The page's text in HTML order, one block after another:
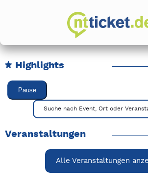
Highlights
Karussell Veranstaltungen überspringen
Pause
Mit Tab zu den Steuerelementen
Suche nach Event, Ort oder
Veranstaltungen
Alle Veranstaltungen